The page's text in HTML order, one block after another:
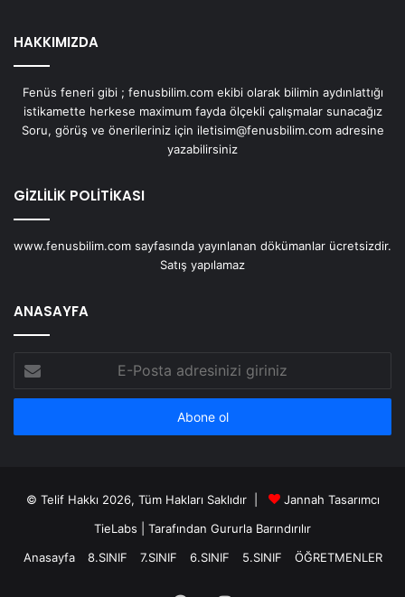
HAKKIMIZDA
Fenüs feneri gibi ; fenusbilim.com ekibi olarak bilimin aydınlattığı
istikamette herkese maximum fayda ölçekli çalışmalar sunacağız
Soru, görüş ve önerileriniz için iletisim@fenusbilim.com adresine
yazabilirsiniz
GİZLİLİK POLİTİKASI
www.fenusbilim.com sayfasında yayınlanan dökümanlar ücretsizdir.
Satış yapılamaz
ANASAYFA
Posta
adresinizi
© Telif Hakkı 2026, Tüm Hakları Saklıdır |
Jannah Tasarımcı
TieLabs | Tarafından Gururla Barındırılır
Anasayfa
8.SINIF 7.SINIF 6.SINIF 5.SINIF ÖĞRETMENLER